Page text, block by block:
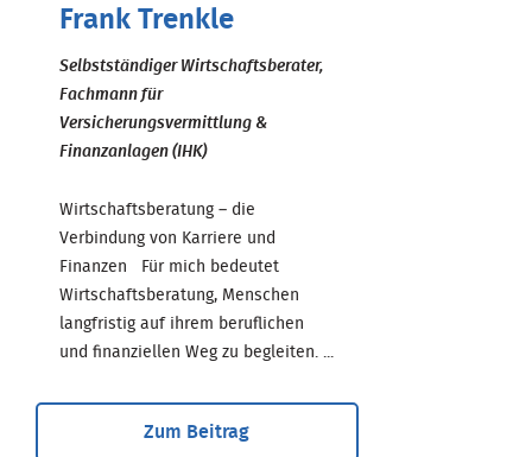
Frank Trenkle
Selbstständiger Wirtschaftsberater,
Fachmann für
Versicherungsvermittlung &
Finanzanlagen (IHK)
Wirtschaftsberatung – die
Verbindung von Karriere und
Finanzen Für mich bedeutet
Wirtschaftsberatung, Menschen
langfristig auf ihrem beruflichen
und finanziellen Weg zu begleiten. ...
Zum Beitrag